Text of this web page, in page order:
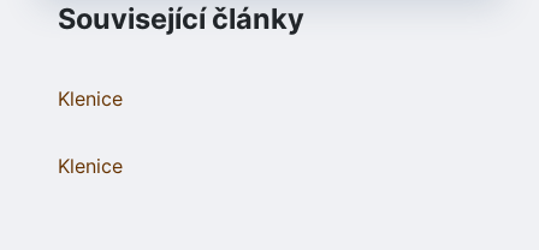
Související články
Klenice
Klenice